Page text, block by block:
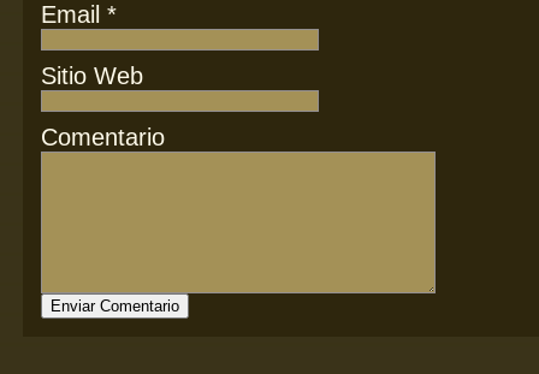
Email *
Sitio Web
Comentario